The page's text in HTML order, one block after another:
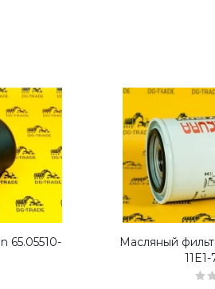
65.05510-
Масляный